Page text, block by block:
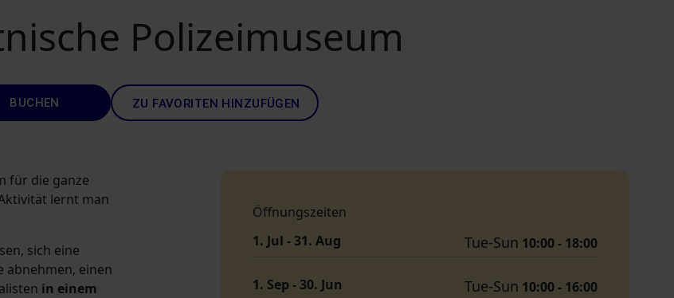
Polizeimuseum
BUCHEN ZU FAVORITEN HINZUFÜGEN
für die ganze
lernt man
sich eine
abnehmen, einen
in einem
Öffnungszeiten
1. Jul - 31. Aug
Tue-Sun 10:00 - 18:00
1. Sep - 30. Jun Tue-Sun 10:00 - 16:00